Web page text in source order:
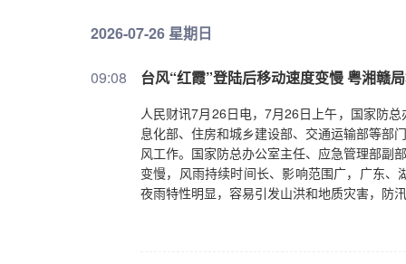
2026-07-26 星期日
09:08 台风“红霞”登陆后移动速度变慢 粤湘赣
人民财讯7月26日电，7月26日上午，国家防
息化部、住房和城乡建设部、交通运输部等部
风工作。国家防总办公室主任、应急管理部副
变慢，风雨持续时间长、影响范围广，广东
夜雨特性明显，容易引发山洪和地质灾害，防